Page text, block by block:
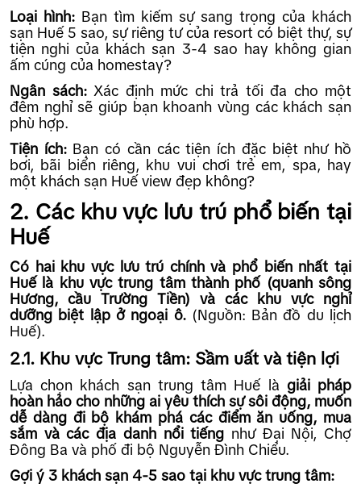
Loại hình: Bạn tìm kiếm sự sang trọng của khách
sạn Huế 5 sao, sự riêng tư của resort có biệt thự, sự
tiện nghi của khách sạn 3-4 sao hay không gian
ấm cúng của homestay?
Ngân sách:Xác định mức chi trả tối đa cho một
đêm nghỉ sẽ giúp bạn khoanh vùng các khách sạn
phù hợp.
Tiện ích:Bạn có cần các tiện ích đặc biệt như hồ
bơi, bãi biển riêng, khu vui chơi trẻ em, spa, hay
một khách sạn Huế view đẹp không?
2. Các khu vực lưu trú phổ biến tại
Huế
Có hai khu vực lưu trú chính và phổ biến nhất tại
Huế là khu vực trung tâm thành phố (quanh sông
Hương, cầu Trường Tiền) và các khu vực nghỉ
dưỡng biệt lập ở ngoại ô.(Nguồn: Bản đồ du lịch
Huế).
2.1. Khu vực Trung tâm: Sầm uất và tiện lợi
Lựa chọn khách sạn trung tâm Huế là giải pháp
hoàn hảo cho những ai yêu thích sự sôi động, muốn
dễ dàng đi bộ khám phá các điểm ăn uống, mua
sắm và các địa danh nổi tiếng như Đại Nội, Chợ
Đông Ba và phố đi bộ Nguyễn Đình Chiểu.
Gợi ý 3 khách sạn 4-5 sao tại khu vực trung tâm: